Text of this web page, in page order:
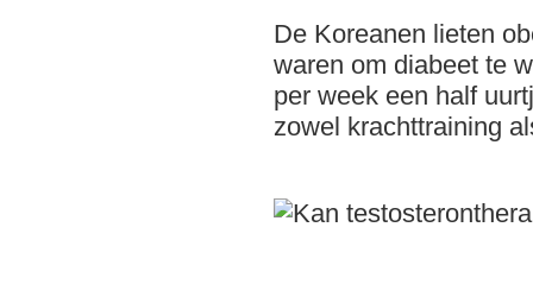
De Koreanen lieten
waren om diabeet te
per week een half
zowel krachttraining